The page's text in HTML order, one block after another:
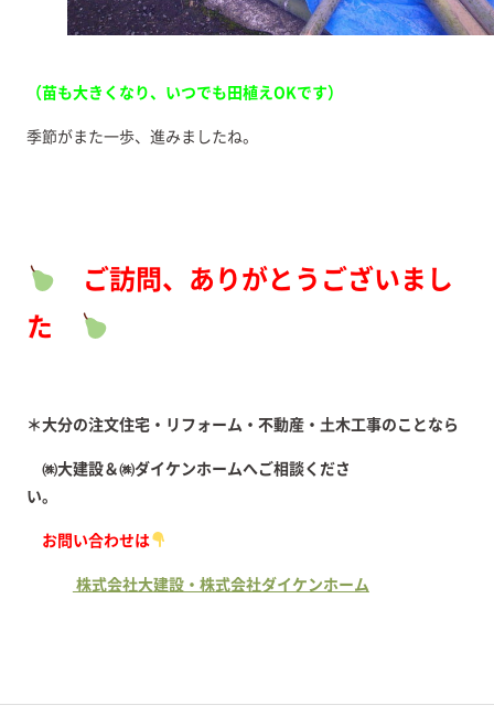
（苗も大きくなり、いつでも田植えOKです）
季節がまた一歩、進みましたね。
ご訪問、ありがとうございまし
た
＊大分の注文住宅・リフォーム・不動産・土木工事のことなら
㈱大建設＆㈱ダイケンホームへご相談くださ
い。
お問い合わせは
株式会社大建設・株式会社ダイケンホーム